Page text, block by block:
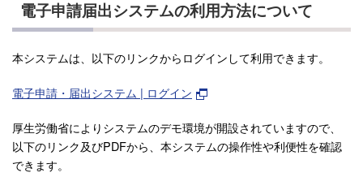
電子申請届出システムの利用方法について
本システムは、以下のリンクからログインして利用できます。
電子申請・届出システム | ログイン
厚生労働省によりシステムのデモ環境が開設されていますので、
以下のリンク及びPDFから、本システムの操作性や利便性を確認
できます。